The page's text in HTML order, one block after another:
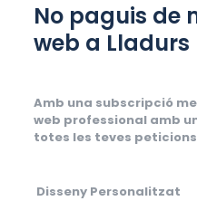
No paguis de
web a Lladurs
Amb una subscripció
web professional amb
totes les teves peticions
Disseny Personalitzat